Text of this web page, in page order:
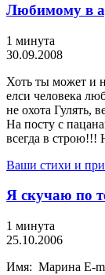
Любимому в
1 минута
30.09.2008
Хоть ты может и
елси человека
не охота Гулять,
На посту с
всегда в
Ваши стихи и
Я скучаю по
1 минута
25.10.2006
Имя: Марина E-